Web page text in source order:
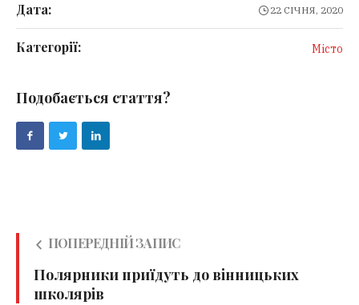
Дата: 22 СІЧНЯ, 2020
Категорії: Місто
Подобається стаття?
ПОПЕРЕДНІЙ ЗАПИС
Полярники приїдуть до вінницьких
школярів